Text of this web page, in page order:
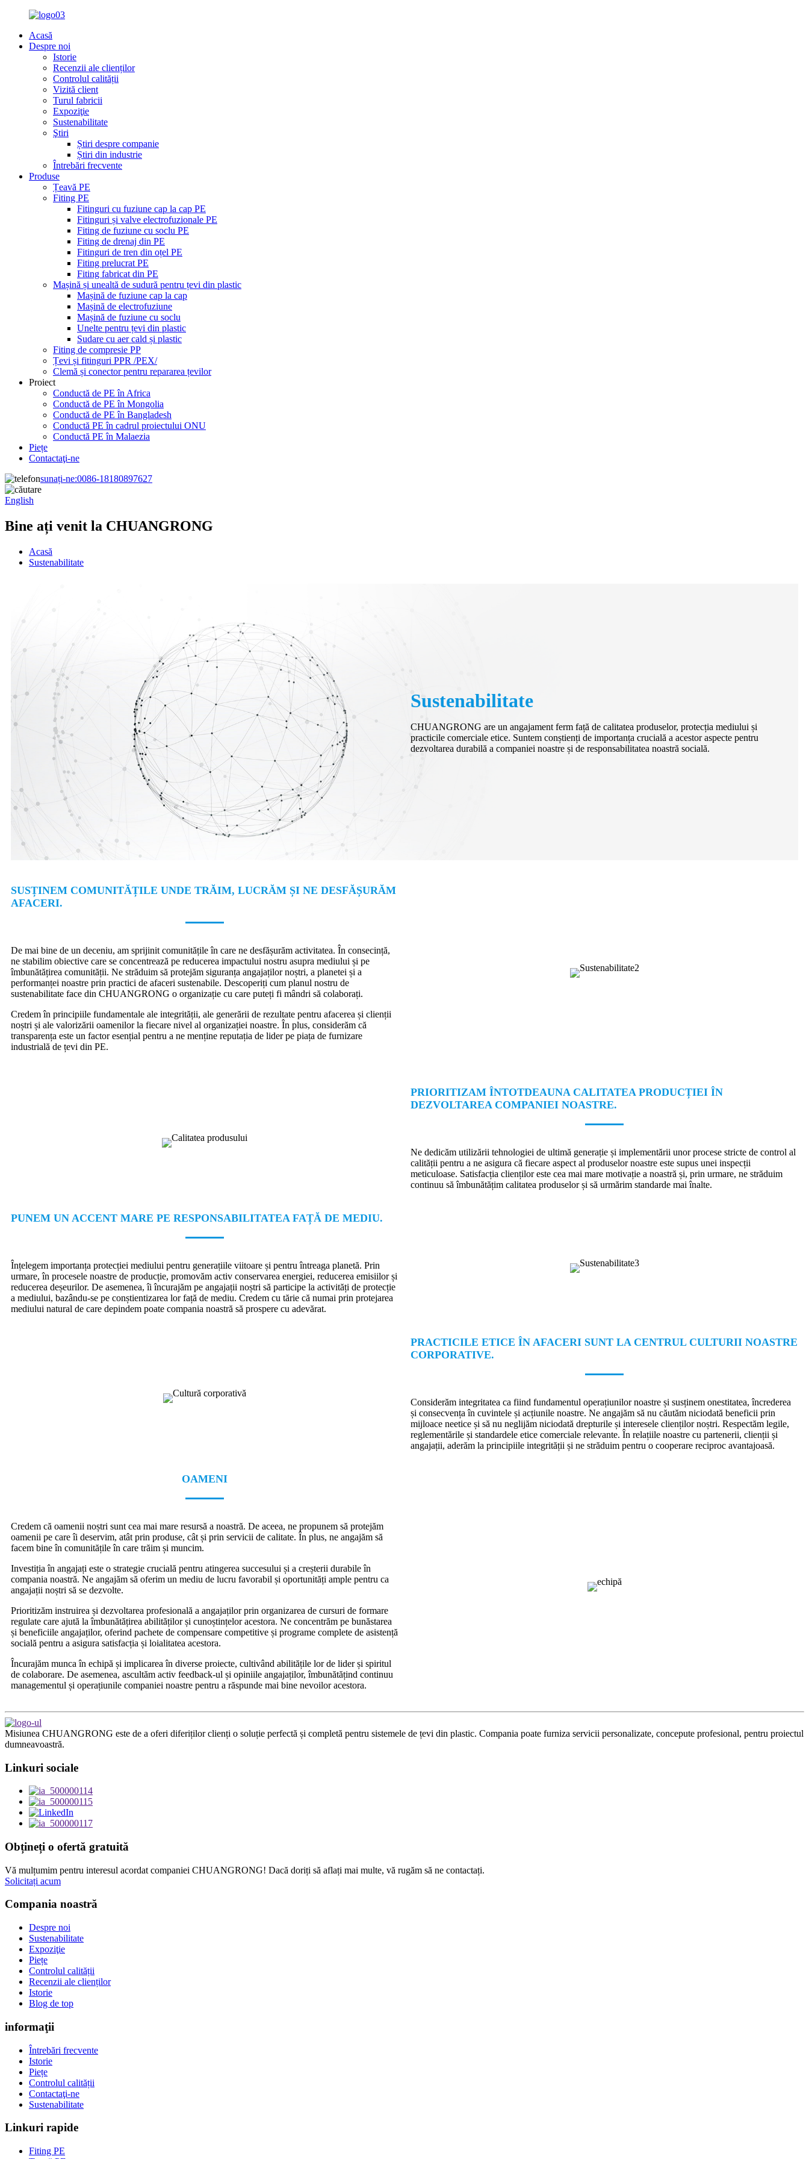
Acasă
Despre noi
Istorie
Recenzii ale clienților
Controlul calității
Vizită client
Turul fabricii
Expoziţie
Sustenabilitate
Ştiri
Știri despre companie
Știri din industrie
Întrebări frecvente
Produse
Țeavă PE
Fiting PE
Fitinguri cu fuziune cap la cap PE
Fitinguri și valve electrofuzionale PE
Fiting de fuziune cu soclu PE
Fiting de drenaj din PE
Fitinguri de tren din oțel PE
Fiting prelucrat PE
Fiting fabricat din PE
Mașină și unealtă de sudură pentru țevi din plastic
Mașină de fuziune cap la cap
Mașină de electrofuziune
Mașină de fuziune cu soclu
Unelte pentru țevi din plastic
Sudare cu aer cald și plastic
Fiting de compresie PP
Țevi și fitinguri PPR /PEX/
Clemă și conector pentru repararea țevilor
Proiect
Conductă de PE în Africa
Conductă de PE în Mongolia
Conductă de PE în Bangladesh
Conductă PE în cadrul proiectului ONU
Conductă PE în Malaezia
Piețe
Contactaţi-ne
sunați-ne:0086-18180897627
English
Bine ați venit la CHUANGRONG
Acasă
Sustenabilitate
Sustenabilitate
CHUANGRONG are un angajament ferm față de calitatea produselor, protecția mediului și
practicile comerciale etice. Suntem conștienți de importanța crucială a acestor aspecte pentru
dezvoltarea durabilă a companiei noastre și de responsabilitatea noastră socială.
SUSȚINEM COMUNITĂȚILE UNDE TRĂIM, LUCRĂM ȘI NE DESFĂȘURĂM
AFACERI.
De mai bine de un deceniu, am sprijinit comunitățile în care ne desfășurăm activitatea. În consecință,
ne stabilim obiective care se concentrează pe reducerea impactului nostru asupra mediului și pe
îmbunătățirea comunității. Ne străduim să protejăm siguranța angajaților noștri, a planetei și a
performanței noastre prin practici de afaceri sustenabile. Descoperiți cum planul nostru de
sustenabilitate face din CHUANGRONG o organizație cu care puteți fi mândri să colaborați.
Credem în principiile fundamentale ale integrității, ale generării de rezultate pentru afacerea și clienții
noștri și ale valorizării oamenilor la fiecare nivel al organizației noastre. În plus, considerăm că
transparența este un factor esențial pentru a ne menține reputația de lider pe piața de furnizare
industrială de țevi din PE.
PRIORITIZAM ÎNTOTDEAUNA CALITATEA PRODUCȚIEI ÎN
DEZVOLTAREA COMPANIEI NOASTRE.
Ne dedicăm utilizării tehnologiei de ultimă generație și implementării unor procese stricte de control al
calității pentru a ne asigura că fiecare aspect al produselor noastre este supus unei inspecții
meticuloase. Satisfacția clienților este cea mai mare motivație a noastră și, prin urmare, ne străduim
continuu să îmbunătățim calitatea produselor și să urmărim standarde mai înalte.
PUNEM UN ACCENT MARE PE RESPONSABILITATEA FAȚĂ DE MEDIU.
Înțelegem importanța protecției mediului pentru generațiile viitoare și pentru întreaga planetă. Prin
urmare, în procesele noastre de producție, promovăm activ conservarea energiei, reducerea emisiilor și
reducerea deșeurilor. De asemenea, îi încurajăm pe angajații noștri să participe la activități de protecție
a mediului, bazându-se pe conștientizarea lor față de mediu. Credem cu tărie că numai prin protejarea
mediului natural de care depindem poate compania noastră să prospere cu adevărat.
PRACTICILE ETICE ÎN AFACERI SUNT LA CENTRUL CULTURII NOASTRE
CORPORATIVE.
Considerăm integritatea ca fiind fundamentul operațiunilor noastre și susținem onestitatea, încrederea
și consecvența în cuvintele și acțiunile noastre. Ne angajăm să nu căutăm niciodată beneficii prin
mijloace neetice și să nu neglijăm niciodată drepturile și interesele clienților noștri. Respectăm legile,
reglementările și standardele etice comerciale relevante. În relațiile noastre cu partenerii, clienții și
angajații, aderăm la principiile integrității și ne străduim pentru o cooperare reciproc avantajoasă.
OAMENI
Credem că oamenii noștri sunt cea mai mare resursă a noastră. De aceea, ne propunem să protejăm
oamenii pe care îi deservim, atât prin produse, cât și prin servicii de calitate. În plus, ne angajăm să
facem bine în comunitățile în care trăim și muncim.
Investiția în angajați este o strategie crucială pentru atingerea succesului și a creșterii durabile în
compania noastră. Ne angajăm să oferim un mediu de lucru favorabil și oportunități ample pentru ca
angajații noștri să se dezvolte.
Prioritizăm instruirea și dezvoltarea profesională a angajaților prin organizarea de cursuri de formare
regulate care ajută la îmbunătățirea abilităților și cunoștințelor acestora. Ne concentrăm pe bunăstarea
și beneficiile angajaților, oferind pachete de compensare competitive și programe complete de asistență
socială pentru a asigura satisfacția și loialitatea acestora.
Încurajăm munca în echipă și implicarea în diverse proiecte, cultivând abilitățile lor de lider și spiritul
de colaborare. De asemenea, ascultăm activ feedback-ul și opiniile angajaților, îmbunătățind continuu
managementul și operațiunile companiei noastre pentru a răspunde mai bine nevoilor acestora.
Misiunea CHUANGRONG este de a oferi diferiților clienți o soluție perfectă și completă pentru sistemele de țevi din plastic. Compania poate furniza servicii personalizate, concepute profesional, pentru proiectul
dumneavoastră.
Linkuri sociale
Obțineți o ofertă gratuită
Vă mulțumim pentru interesul acordat companiei CHUANGRONG! Dacă doriți să aflați mai multe, vă rugăm să ne contactați.
Solicitați acum
Compania noastră
Despre noi
Sustenabilitate
Expoziţie
Piețe
Controlul calității
Recenzii ale clienților
Istorie
Blog de top
informaţii
Întrebări frecvente
Istorie
Piețe
Controlul calității
Contactaţi-ne
Sustenabilitate
Linkuri rapide
Fiting PE